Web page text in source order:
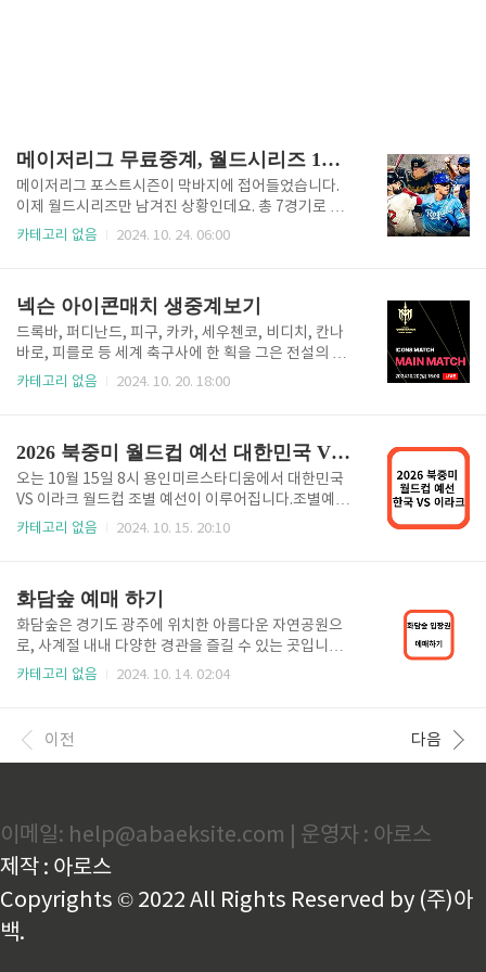
메이저리그 무료중계, 월드시리즈 1차전
메이저리그 포스트시즌이 막바지에 접어들었습니다.
이제 월드시리즈만 남겨진 상황인데요. 총 7경기로 이
루어지며이번 메이저리그의 승리 팀이 누가 될 것인지
료보기 해외스포츠 중계권 경쟁으로 이제는 언제든지
볼 수 있는 메이저리그, 프리미어리그가 아니게 되었습
니다. 모든 스포츠 중계가 유료화되고 독점중계등으로
그 가격 또한 만만치 않은 비싼 가격이 되었습니다. 그
래서 본경기를 포기하고 하이라이트만 보시는 분들이
는 것보다 시작부터 끝까지 함께하고 싶은..
카테고리 없음 2024. 10. 24. 06:00
넥슨 아이콘매치 생중계보기
드록바, 퍼디난드, 피구, 카카, 세우첸코, 비디치, 칸나
바로, 피를로 등 세계 축구사에 한 획을 그은 전설의 선
수들이 오늘 저녁 서울 상암월드컵경기장에서 대결을
게임 'FC 온라인' 이용자 등 축구 팬들의 관심이 커지고
있습니다. 넥슨 아이콘매치 생중계보기 넥슨 아이콘
매치 생중계 아이콘 매치는 넥슨 축구 게임 'FC 온라
인'과 'FC 모바일'에서 은퇴한 전설적인 선수들로 구성
된 '아이콘 클래스'에 속한 은퇴 선수들이 한국 경기장
카테고리 없음 2024. 10. 20. 18:00
2026 북중미 월드컵 예선 대한민국 VS 이라크
오는 10월 15일 8시 용인미르스타디움에서 대한민국
VS 이라크 월드컵 조별 예선이 이루어집니다.조별예선
1위 자리를 놓고 이라크와 격돌하는 대한민국입니다.
과 이라크의 월드컵 3차 예선이 펼쳐 집니다.이번 경기
는 용인미르스타디움에서 진행되며, 직관하시는 분들
이 많으실꺼라 생각합니다.하지만 집에서 시청해야하
시는 분들이 더 많을 것으로 생각되어 어디서 중계하는
지 알려드리려 합니다.이번 경기의 중계는 KBS 와 쿠팡
에서 중계해주는 방송은 지상파 방송으로밖에 송출해
주지 않으니 집에서 티비..
카테고리 없음 2024. 10. 15. 20:10
화담숲 예매 하기
화담숲은 경기도 광주에 위치한 아름다운 자연공원으
로, 사계절 내내 다양한 경관을 즐길 수 있는 곳입니다.
특히 가을철에는 단풍이 아름다워 많은 관광객들이 찾
담숲 입장권 예매하기 화담숲 예약 방법 화담숲은 사전
예약제로 운영되기 때문에, 미리 예약을 하지 않으면 입
택을 받을 수 있는 경우도 있으니, 꼭 확인해 보시기 바
랍니다. 1.화담숲 공식 홈페이지 접속 : " 화담숲 공식
홈페이지 "에 접속합니다.2.예약 메뉴 선택 : 홈페이지
상..
카테고리 없음 2024. 10. 14. 02:04
이전 다음
이메일: help@abaeksite.com | 운영자 : 아로스
제작 : 아로스
Copyrights © 2022 All Rights Reserved by (주)아
백.